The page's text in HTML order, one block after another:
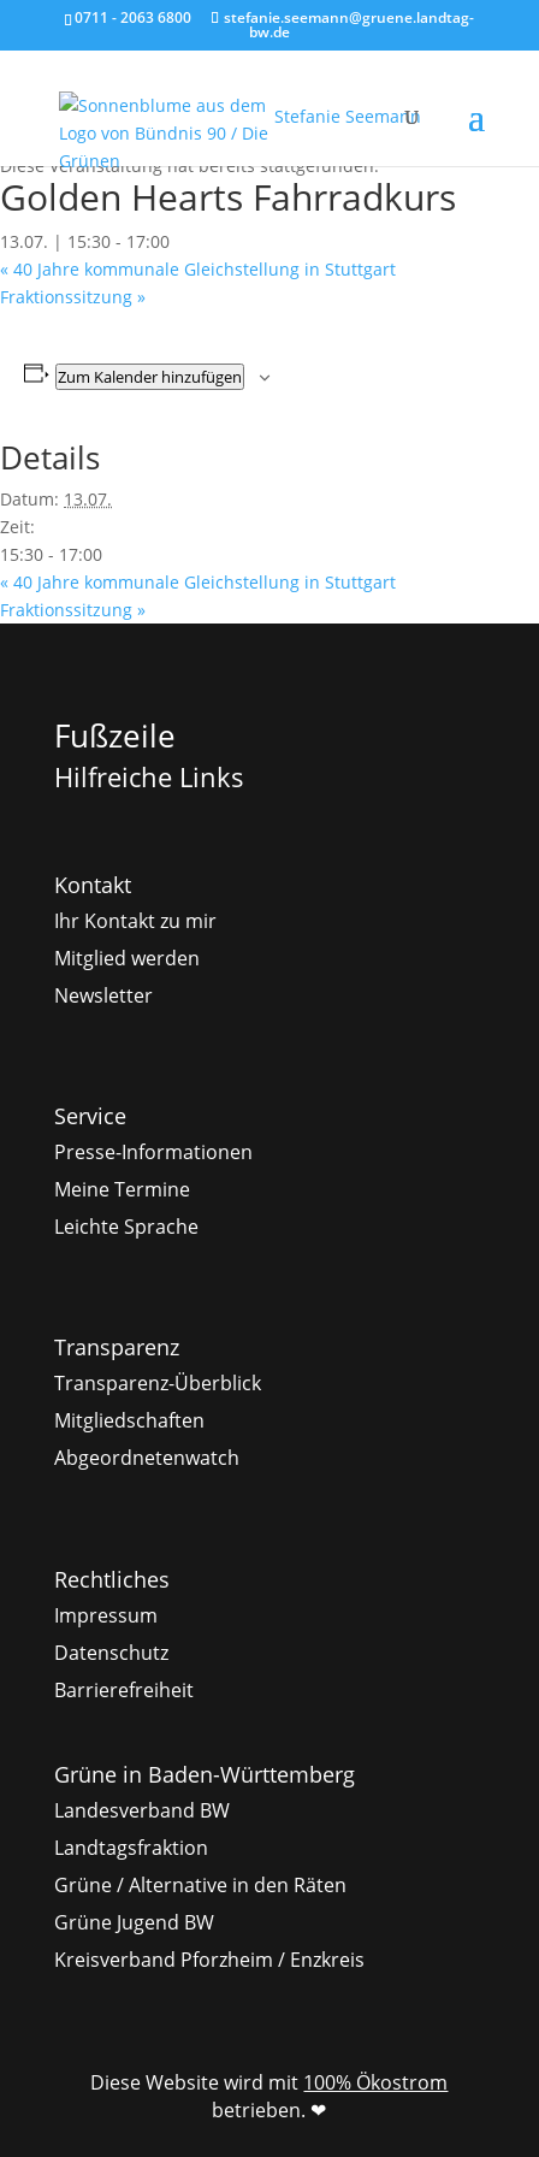
0711 - 2063 6800 stefanie.seemann@gruene.landtag-
bw.de
Stefanie Seemann
« Alle Veranstaltungen
Diese Veranstaltung hat bereits stattgefunden.
Golden Hearts Fahrradkurs
13.07. | 15:30 - 17:00
« 40 Jahre kommunale Gleichstellung in Stuttgart
Fraktionssitzung »
Zum Kalender hinzufügen
Details
Datum: 13.07.
Zeit:
15:30 - 17:00
« 40 Jahre kommunale Gleichstellung in Stuttgart
Fraktionssitzung »
Fußzeile
Hilfreiche Links
Kontakt
Ihr Kontakt zu mir
Mitglied werden
Newsletter
Service
Presse-Informationen
Meine Termine
Leichte Sprache
Transparenz
Transparenz-Überblick
Mitgliedschaften
Abgeordnetenwatch
Rechtliches
Impressum
Datenschutz
Barrierefreiheit
Grüne in Baden-Württemberg
Landesverband BW
Landtagsfraktion
Grüne / Alternative in den Räten
Grüne Jugend BW
Kreisverband Pforzheim / Enzkreis
Diese Website wird mit 100% Ökostrom
betrieben. ❤